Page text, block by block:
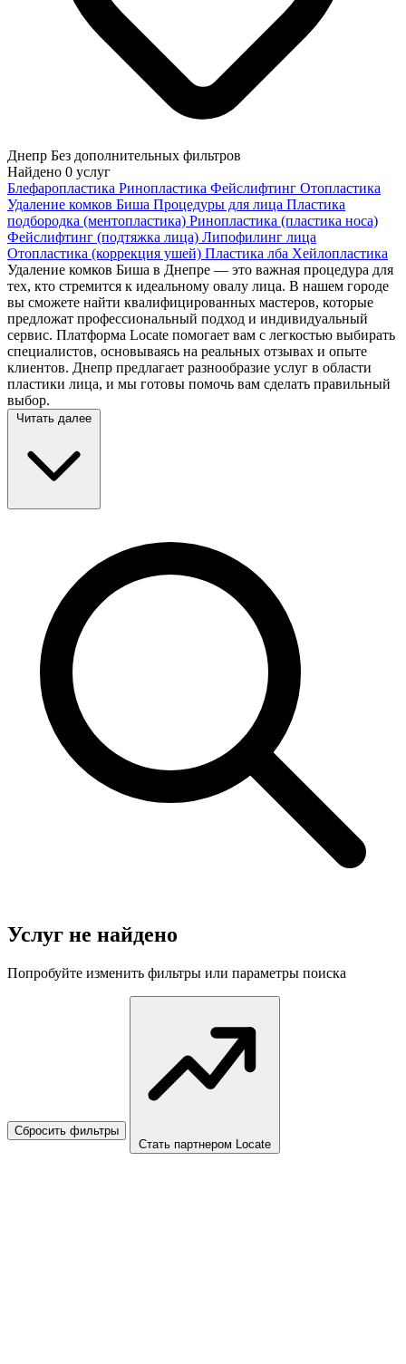
Днепр Без дополнительных фильтров
Найдено 0 услуг
Блефаропластика Ринопластика Фейслифтинг Отопластика
Удаление комков Биша Процедуры для лица Пластика
подбородка (ментопластика) Ринопластика (пластика носа)
Фейслифтинг (подтяжка лица) Липофилинг лица
Отопластика (коррекция ушей) Пластика лба Хейлопластика
Удаление комков Биша в Днепре — это важная процедура для
тех, кто стремится к идеальному овалу лица. В нашем городе
вы сможете найти квалифицированных мастеров, которые
предложат профессиональный подход и индивидуальный
сервис. Платформа Locate помогает вам с легкостью выбирать
специалистов, основываясь на реальных отзывах и опыте
клиентов. Днепр предлагает разнообразие услуг в области
пластики лица, и мы готовы помочь вам сделать правильный
выбор.
Читать далее
Услуг не найдено
Попробуйте изменить фильтры или параметры поиска
Сбросить фильтры
Стать партнером Locate